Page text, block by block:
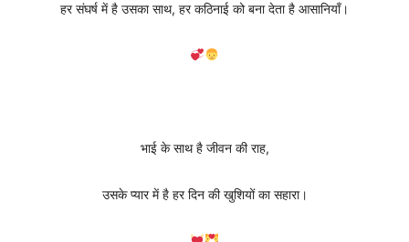
हर संघर्ष में है उसका साथ, हर कठिनाई को बना देता है आसानियाँ।
भाई के साथ है जीवन की राह,
उसके प्यार में है हर दिन की खुशियों का सहारा।